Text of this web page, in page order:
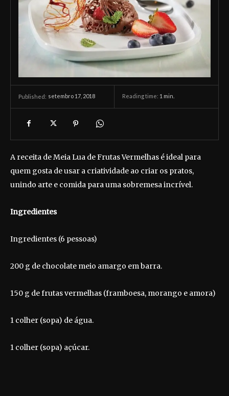
Published: setembro 17, 2018 Reading time: 1 min.
A receita de Meia Lua de Frutas Vermelhas é ideal para
quem gosta de usar a criatividade ao criar os pratos,
unindo arte e comida para uma sobremesa incrível.
Ingredientes
Ingredientes (6 pessoas)
200 g de chocolate meio amargo em barra.
150 g de frutas vermelhas (framboesa, morango e amora)
1 colher (sopa) de água.
1 colher (sopa) açúcar.